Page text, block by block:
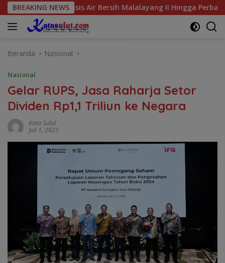
Langsung
ke
konten
BREAKING NEWS
Krisis Air Bersih Malalayang II Hingga Perbaikan
Beranda Nasional
Nasional
Gelar RUPS, Jasa Raharja Setor
Dividen Rp1,1 Triliun ke Negara
Kata Sulut
Juli 1, 2025